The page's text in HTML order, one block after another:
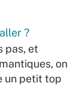
?
pas, et
on
un petit top